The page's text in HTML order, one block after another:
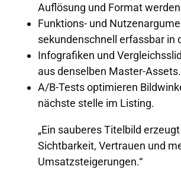
Auflösung und Format
Funktions- und
sekundenschnell erfassbar in
Infografiken und
aus denselben Master-Assets.
A/B-Tests optimieren
nächste stelle im Listing.
„Ein sauberes Titelbild erzeugt
Sichtbarkeit, Vertrauen und
Umsatzsteigerungen.“